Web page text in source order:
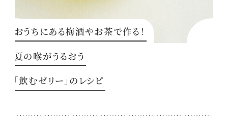
おうちにある梅酒やお茶で作る！
夏の喉がうるおう
「飲むゼリー」のレシピ